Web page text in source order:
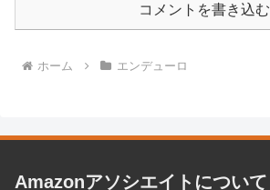
コメントを書き込む
ホーム エンデューロ
Amazonアソシエイトについて